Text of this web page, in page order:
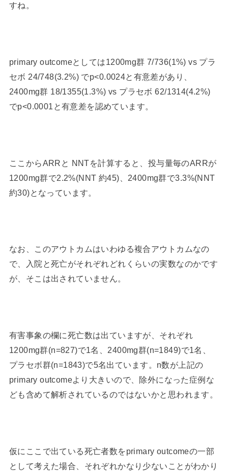
すね。
primary outcomeとしては1200mg群 7/736(1%) vs プラ
セボ 24/748(3.2%) でp<0.0024と有意差があり、
2400mg群 18/1355(1.3%) vs プラセボ 62/1314(4.2%)
でp<0.0001と有意差を認めています。
ここからARRと NNTを計算すると、投与量毎のARRが
1200mg群で2.2%(NNT 約45)、2400mg群で3.3%(NNT
約30)となっています。
なお、このアウトカムはいわゆる複合アウトカムなの
で、入院と死亡がそれぞれどれくらいの実数なのかです
が、そこは出されていません。
有害事象の欄に死亡数は出ていますが、それぞれ
1200mg群(n=827)で1名、2400mg群(n=1849)で1名、
プラセボ群(n=1843)で5名出ています。n数が上記の
primary outcomeより大きいので、除外になった症例な
ども含めて解析されているのではないかと思われます。
仮にここで出ている死亡者数をprimary outcomeの一部
として考えた場合、それぞれかなり少ないことがわかり